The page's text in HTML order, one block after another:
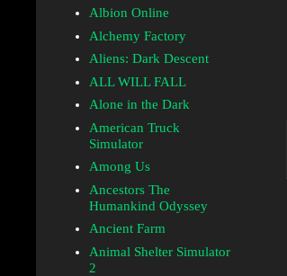
Albion Online
Alchemy Factory
Aliens: Dark Descent
ALL WILL FALL
Alone in the Dark
American Truck
Simulator
Among Us
Ancestors The
Humankind Odyssey
Ancient Farm
Animal Shelter Simulator
2